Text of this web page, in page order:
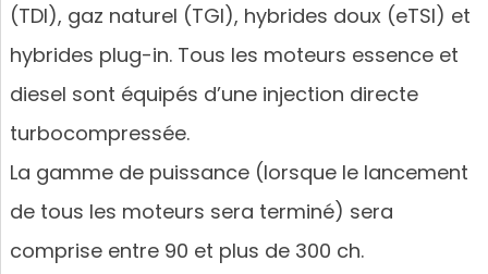
(TDI), gaz naturel (TGI), hybrides doux (eTSI) et
hybrides plug-in. Tous les moteurs essence et
diesel sont équipés d’une injection directe
turbocompressée.
La gamme de puissance (lorsque le lancement
de tous les moteurs sera terminé) sera
comprise entre 90 et plus de 300 ch.